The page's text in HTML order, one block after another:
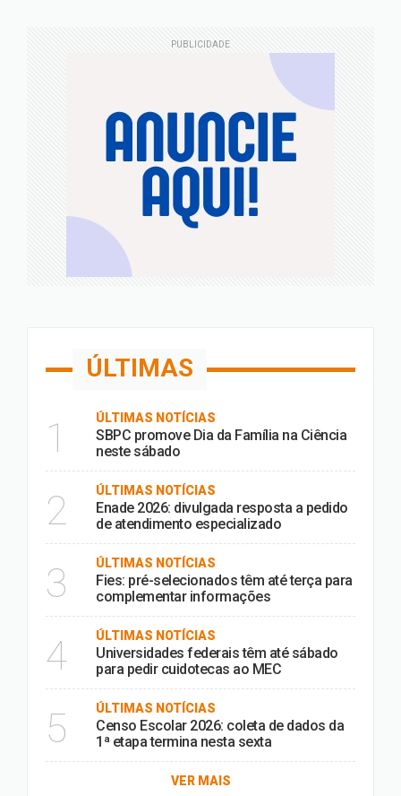
PUBLICIDADE
ÚLTIMAS
1 ÚLTIMAS NOTÍCIAS
SBPC promove Dia da Família na Ciência
neste sábado
2 ÚLTIMAS NOTÍCIAS
Enade 2026: divulgada resposta a pedido
de atendimento especializado
3 ÚLTIMAS NOTÍCIAS
Fies: pré-selecionados têm até terça para
complementar informações
4 ÚLTIMAS NOTÍCIAS
Universidades federais têm até sábado
para pedir cuidotecas ao MEC
5 ÚLTIMAS NOTÍCIAS
Censo Escolar 2026: coleta de dados da
1ª etapa termina nesta sexta
VER MAIS